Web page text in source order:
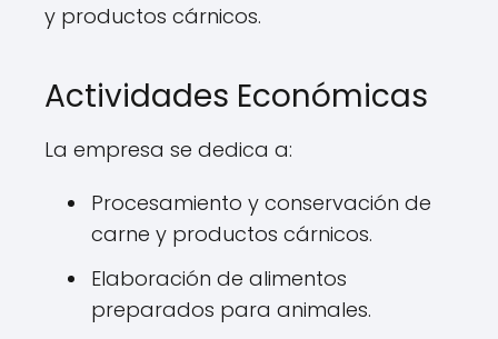
y productos cárnicos.
Actividades Económicas
La empresa se dedica a:
Procesamiento y conservación de
carne y productos cárnicos.
Elaboración de alimentos
preparados para animales.